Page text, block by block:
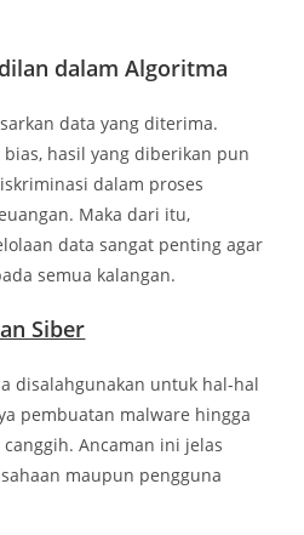
dalam Algoritma
data yang diterima.
hasil yang diberikan pun
dalam proses
Maka dari itu,
data sangat penting agar
semua kalangan.
Siber
disalahgunakan untuk hal-hal
pembuatan malware hingga
Ancaman ini jelas
maupun pengguna